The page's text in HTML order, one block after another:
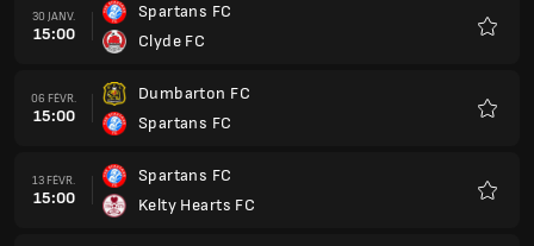
30 JANV.
15:00
Spartans FC
Clyde FC
06 FÉVR.
15:00
Dumbarton FC
Spartans FC
13 FÉVR.
15:00
Spartans FC
Kelty Hearts FC